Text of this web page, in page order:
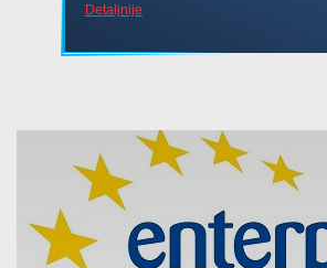
Detaljnije